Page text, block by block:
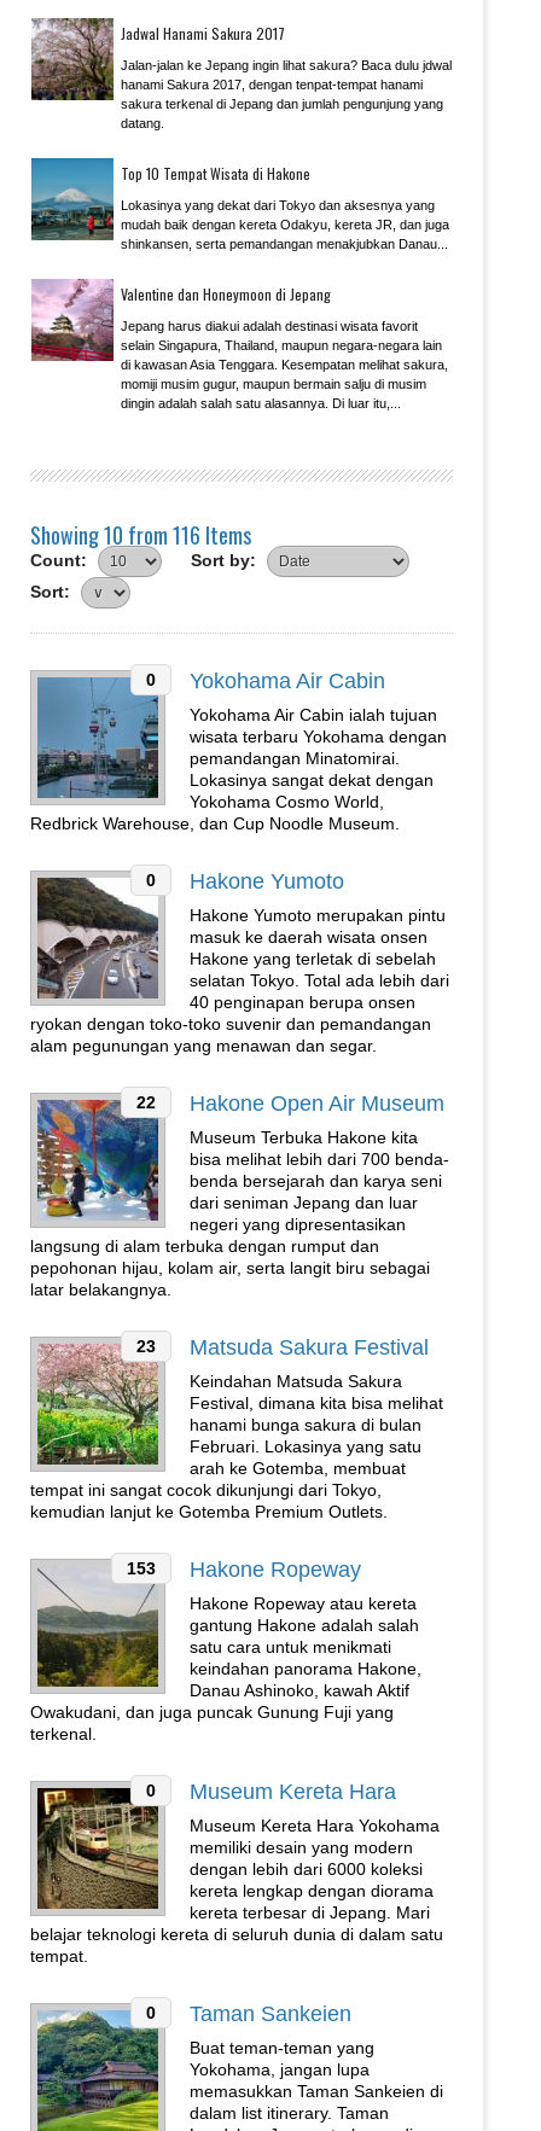
Jadwal Hanami Sakura 2017
Jalan-jalan ke Jepang ingin lihat sakura? Baca dulu jdwal
hanami Sakura 2017, dengan tenpat-tempat hanami
sakura terkenal di Jepang dan jumlah pengunjung yang
datang.
Top 10 Tempat Wisata di Hakone
Lokasinya yang dekat dari Tokyo dan aksesnya yang
mudah baik dengan kereta Odakyu, kereta JR, dan juga
shinkansen, serta pemandangan menakjubkan Danau...
Valentine dan Honeymoon di Jepang
Jepang harus diakui adalah destinasi wisata favorit
selain Singapura, Thailand, maupun negara-negara lain
di kawasan Asia Tenggara. Kesempatan melihat sakura,
momiji musim gugur, maupun bermain salju di musim
dingin adalah salah satu alasannya. Di luar itu,...
Showing 10 from 116 Items
Count:
Sort by:
Sort:
0 Yokohama Air Cabin
Yokohama Air Cabin ialah tujuan
wisata terbaru Yokohama dengan
pemandangan Minatomirai.
Lokasinya sangat dekat dengan
Yokohama Cosmo World,
Redbrick Warehouse, dan Cup Noodle Museum.
0 Hakone Yumoto
Hakone Yumoto merupakan pintu
masuk ke daerah wisata onsen
Hakone yang terletak di sebelah
selatan Tokyo. Total ada lebih dari
40 penginapan berupa onsen
ryokan dengan toko-toko suvenir dan pemandangan
alam pegunungan yang menawan dan segar.
22 Hakone Open Air Museum
Museum Terbuka Hakone kita
bisa melihat lebih dari 700 benda-
benda bersejarah dan karya seni
dari seniman Jepang dan luar
negeri yang dipresentasikan
langsung di alam terbuka dengan rumput dan
pepohonan hijau, kolam air, serta langit biru sebagai
latar belakangnya.
23 Matsuda Sakura Festival
Keindahan Matsuda Sakura
Festival, dimana kita bisa melihat
hanami bunga sakura di bulan
Februari. Lokasinya yang satu
arah ke Gotemba, membuat
tempat ini sangat cocok dikunjungi dari Tokyo,
kemudian lanjut ke Gotemba Premium Outlets.
153 Hakone Ropeway
Hakone Ropeway atau kereta
gantung Hakone adalah salah
satu cara untuk menikmati
keindahan panorama Hakone,
Danau Ashinoko, kawah Aktif
Owakudani, dan juga puncak Gunung Fuji yang
terkenal.
0 Museum Kereta Hara
Museum Kereta Hara Yokohama
memiliki desain yang modern
dengan lebih dari 6000 koleksi
kereta lengkap dengan diorama
kereta terbesar di Jepang. Mari
belajar teknologi kereta di seluruh dunia di dalam satu
tempat.
0 Taman Sankeien
Buat teman-teman yang
Yokohama, jangan lupa
memasukkan Taman Sankeien di
dalam list itinerary. Taman